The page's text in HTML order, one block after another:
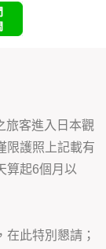
旅客進入日本觀
限護照上記載有
算起6個月以
此特別懇請；